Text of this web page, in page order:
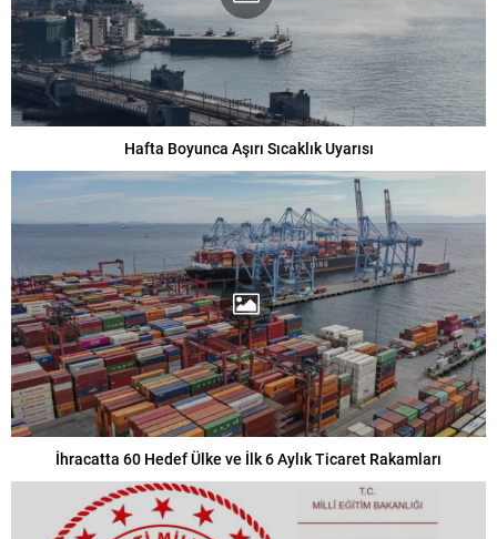
Hafta Boyunca Aşırı Sıcaklık Uyarısı
İhracatta 60 Hedef Ülke ve İlk 6 Aylık Ticaret Rakamları